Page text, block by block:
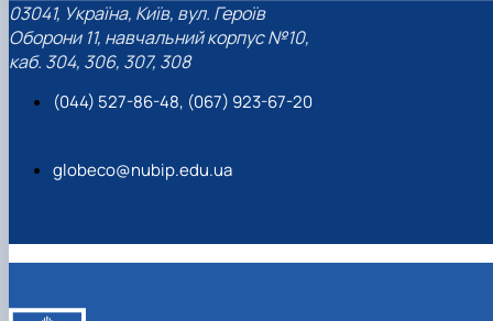
03041, Україна, Київ, вул. Героїв
Оборони 11, навчальний корпус №10,
каб. 304, 306, 307, 308
(044) 527-86-48, (067) 923-67-20
globeco@nubip.edu.ua